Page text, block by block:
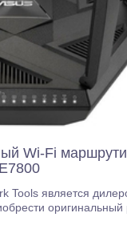
Wi-Fi
Tools является
оригинальный